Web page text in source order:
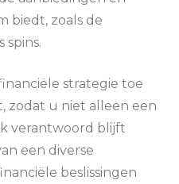
biedt, zoals de
spins.
strategie toe
zodat u niet alleen een
verantwoord blijft
een diverse
beslissingen